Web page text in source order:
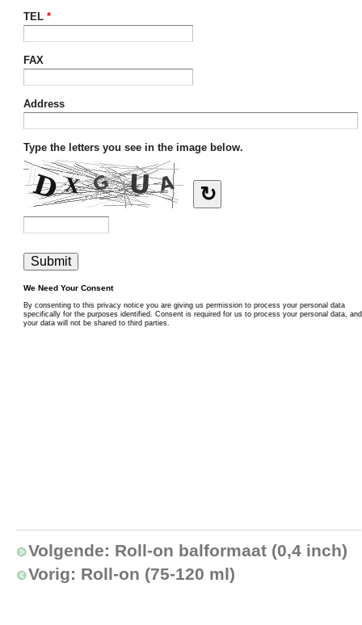
Volgende: Roll-on balformaat (0,4 inch)
Vorig: Roll-on (75-120 ml)